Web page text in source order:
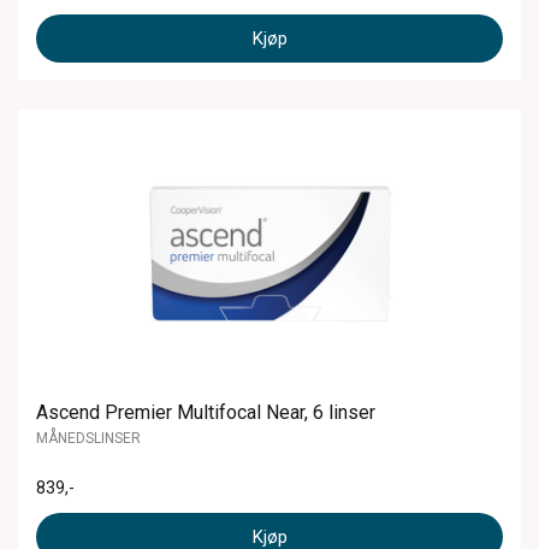
Kjøp
Ascend Premier Multifocal Near, 6 linser
MÅNEDSLINSER
839,-
Kjøp